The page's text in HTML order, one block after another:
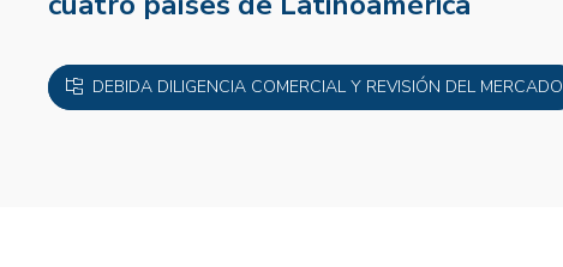
DEBIDA DILIGENCIA COMERCIAL Y REVISIÓN DEL MERCADO